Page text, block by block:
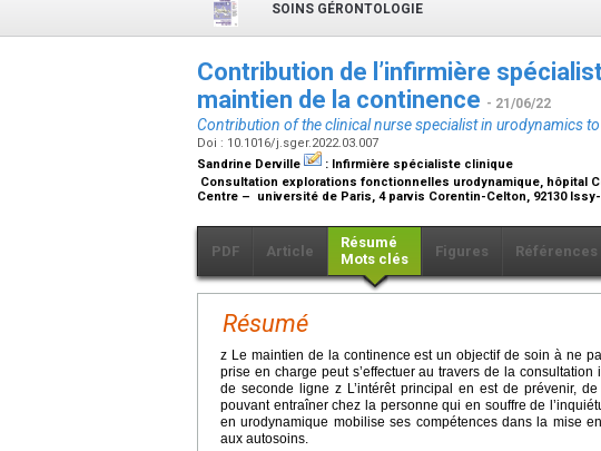
SOINS GÉRONTOLOGIE
Contribution de l’infirmière
maintien de la continence - 21/06/22
Contribution of the clinical nurse specialist in urodynamics
Doi : 10.1016/j.sger.2022.03.007
Sandrine Derville
: Infirmière spécialiste clinique
Consultation explorations fonctionnelles urodynamique, hôpital
Centre – université de Paris, 4 parvis Corentin-Celton, 92130
PDF Article
Résumé
Mots clés
Figures Références
Résumé
z Le maintien de la continence est un objectif de soin à ne
prise en charge peut s’effectuer au travers de la
de seconde ligne z L’intérêt principal en est de prévenir,
pouvant entraîner chez la personne qui en souffre de
en urodynamique mobilise ses compétences dans la mise
aux autosoins.